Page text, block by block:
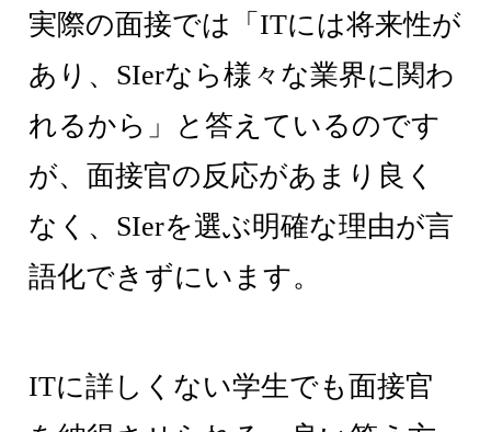
実際の面接では「ITには将来性が
あり、SIerなら様々な業界に関わ
れるから」と答えているのです
が、面接官の反応があまり良く
なく、SIerを選ぶ明確な理由が言
語化できずにいます。
ITに詳しくない学生でも面接官